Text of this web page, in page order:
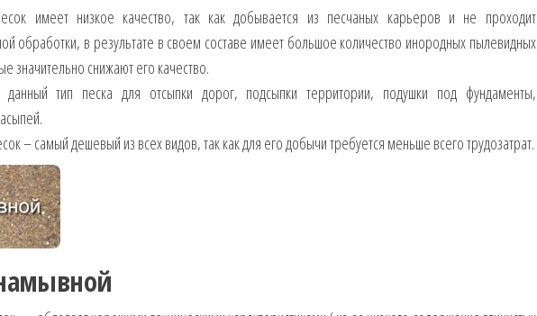
имеет низкое качество, так как добывается из песчаных карьеров и не проходит
обработки, в результате в своем составе имеет большое количество инородных пылевидных
значительно снижают его качество.
данный тип песка для отсыпки дорог, подсыпки территории, подушки под фундаменты,
– самый дешевый из всех видов, так как для его добычи требуется меньше всего трудозатрат.